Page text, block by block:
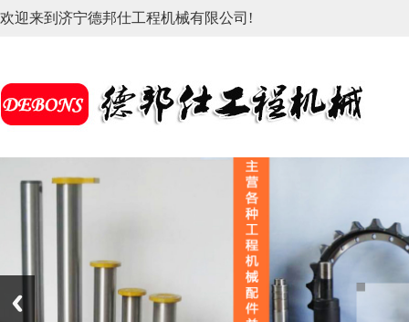
欢迎来到济宁德邦仕工程机械有限公司!